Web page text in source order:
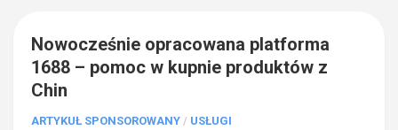
Nowocześnie opracowana platforma
1688 – pomoc w kupnie produktów z
Chin
ARTYKUŁ SPONSOROWANY / USŁUGI